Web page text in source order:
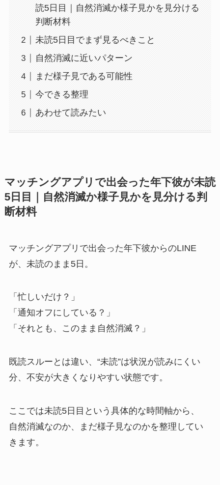
読5日目｜自然消滅か様子見かを見分ける
判断材料
未読5日目でまず見るべきこと
自然消滅に近いパターン
まだ様子見である可能性
今できる整理
あわせて読みたい
マッチングアプリで出会った年下彼が未読
5日目｜自然消滅か様子見かを見分ける判
断材料
マッチングアプリで出会った年下彼からのLINE
が、未読のまま5日。
「忙しいだけ？」
「通知オフにしている？」
「それとも、このまま自然消滅？」
既読スルーとは違い、“未読”は状況が読みにくい
分、不安が大きくなりやすい状態です。
ここでは未読5日目という具体的な時間軸から、
自然消滅なのか、まだ様子見なのかを整理してい
きます。